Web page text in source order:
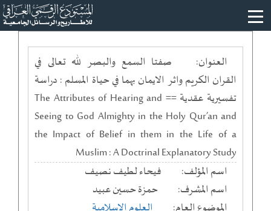
العنوان:
صفتا السمع والبصر لله تعالى في
القران الكريم واثر الايمان بهما في حياة المسلم : دراسة
تفسيرية عقدية == The Attributes of Hearing and
Seeing to God Almighty in the Holy Qur’an and
the Impact of Belief in them in the Life of a
Muslim : A Doctrinal Explanatory Study
اسم المؤلف:
فيحاء لطيف نصيف
اسم المشرف:
حمزة حسين عبيد